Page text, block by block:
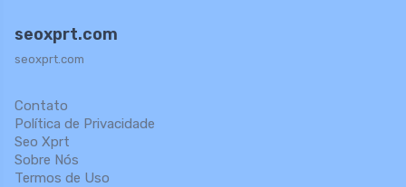
seoxprt.com
seoxprt.com
Contato
Política de Privacidade
Seo Xprt
Sobre Nós
Termos de Uso